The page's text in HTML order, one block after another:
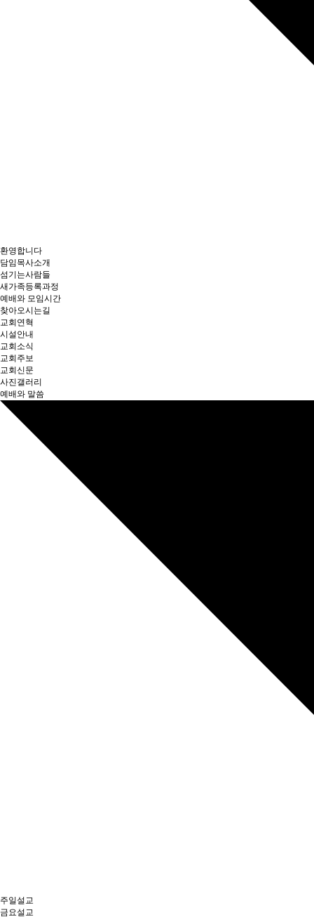
환영합니다
담임목사소개
섬기는사람들
새가족등록과정
예배와 모임시간
찾아오시는길
교회연혁
시설안내
교회소식
교회주보
교회신문
사진갤러리
예배와 말씀
주일설교
금요설교